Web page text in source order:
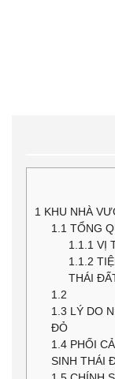
1 KHU NHÀ
1.1 TỔNG
1.1.1VỊ
1.1.2
THÁI
1.2
1.3 LÝ DO
ĐỎ
1.4 PHỐI
SINH THÁI